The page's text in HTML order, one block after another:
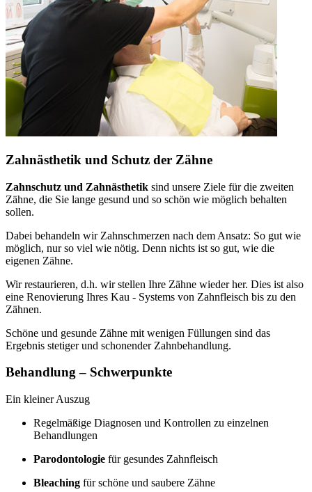
Zahnästhetik und Schutz der Zähne
Zahnschutz und Zahnästhetik sind unsere Ziele für die zweiten
Zähne, die Sie lange gesund und so schön wie möglich behalten
sollen.
Dabei behandeln wir Zahnschmerzen nach dem Ansatz: So gut wie
möglich, nur so viel wie nötig. Denn nichts ist so gut, wie die
eigenen Zähne.
Wir restaurieren, d.h. wir stellen Ihre Zähne wieder her. Dies ist also
eine Renovierung Ihres Kau - Systems von Zahnfleisch bis zu den
Zähnen.
Schöne und gesunde Zähne mit wenigen Füllungen sind das
Ergebnis stetiger und schonender Zahnbehandlung.
Behandlung – Schwerpunkte
Ein kleiner Auszug
Regelmäßige Diagnosen und Kontrollen zu einzelnen
Behandlungen
Parodontologie für gesundes Zahnfleisch
Bleaching für schöne und saubere Zähne